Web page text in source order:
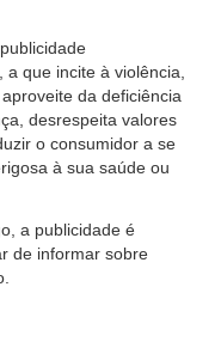
que incite à violência,
da deficiência
desrespeita valores
o consumidor a se
à sua saúde ou
a publicidade é
de informar sobre